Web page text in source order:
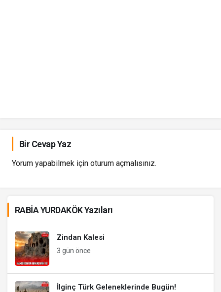
Bir Cevap Yaz
Yorum yapabilmek için oturum açmalısınız.
RABİA YURDAKÖK Yazıları
Zindan Kalesi
3 gün önce
İlginç Türk Geleneklerinde Bugün!